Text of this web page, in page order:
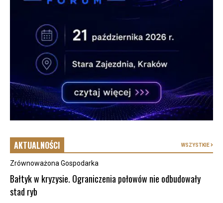
AKTUALNOŚCI WSZYSTKIE
Zrównoważona Gospodarka
Bałtyk w kryzysie. Ograniczenia połowów nie odbudowały
stad ryb